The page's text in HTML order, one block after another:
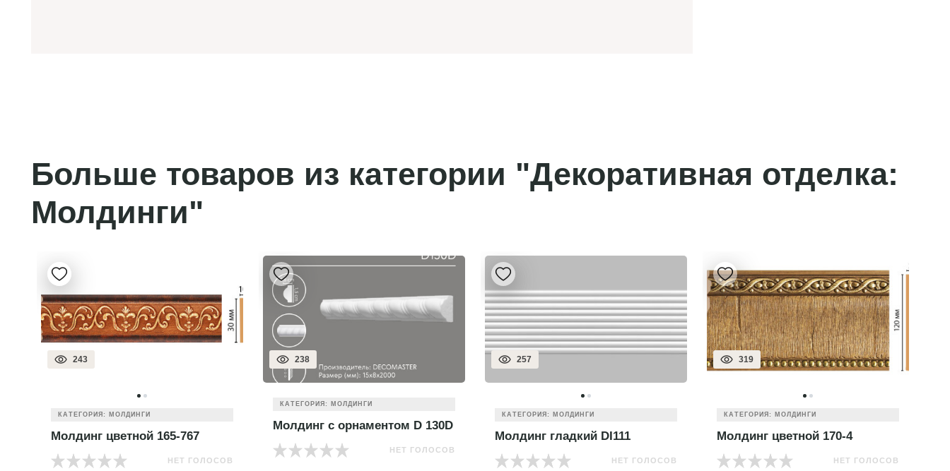
Больше товаров из категории "Декоративная отделка:
Молдинги"
243
КАТЕГОРИЯ: МОЛДИНГИ
Молдинг цветной 165-767
НЕТ ГОЛОСОВ
238
КАТЕГОРИЯ: МОЛДИНГИ
Молдинг с орнаментом D 130D
НЕТ ГОЛОСОВ
257
КАТЕГОРИЯ: МОЛДИНГИ
Молдинг гладкий DI111
НЕТ ГОЛОСОВ
319
КАТЕГОРИЯ: МОЛДИНГИ
Молдинг цветной 170-4
НЕТ ГОЛОСОВ